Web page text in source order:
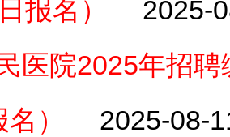
报名）
2025-
医院2025年招
）
2025-08-